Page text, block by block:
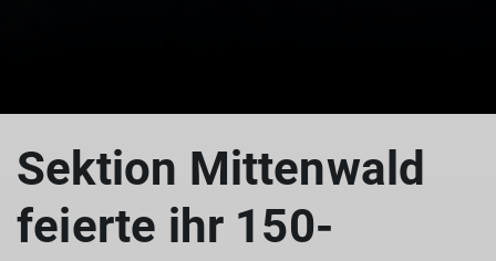
Sektion Mittenwald
feierte ihr 150-